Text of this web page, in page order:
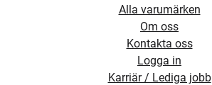
Alla varumärken
Om oss
Kontakta oss
Logga in
Karriär / Lediga jobb